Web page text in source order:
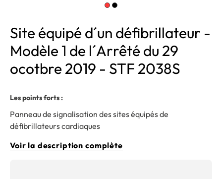
Site équipé d´un défibrillateur -
Modèle 1 de l´Arrêté du 29
ocotbre 2019 - STF 2038S
Les points forts :
Panneau de signalisation des sites équipés de
défibrillateurs cardiaques
Voir la description complète